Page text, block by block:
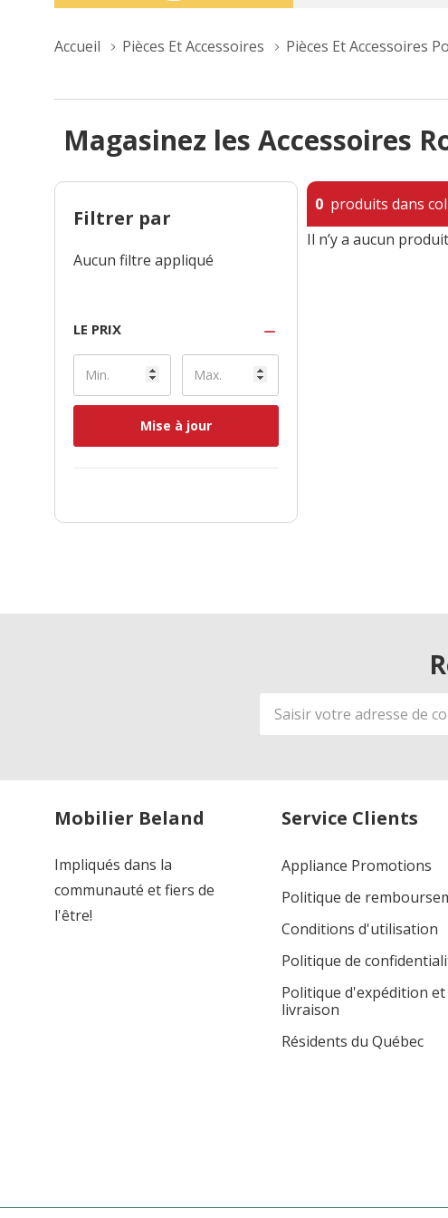
Accueil Pièces Et Accessoires Pièces Et Accessoires
Magasinez les Accessoires
Filtrer par
Aucun filtre appliqué
LE PRIX
Mise à jour
0 produits dans
Il n’y a aucun
Adresse
de
Mobilier Beland
Impliqués dans la
communauté et fiers de
l'être!
Service Clients
Appliance Promotions
Politique de
Conditions d'utilisation
Politique de
Politique d'expédition et
livraison
Résidents du Québec